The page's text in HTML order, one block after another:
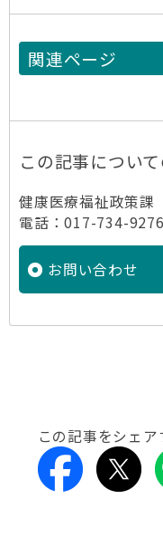
関連ページ
この記事につい
健康医療福祉政策
電話：017-734-
お問い合わせ
この記事をシェア